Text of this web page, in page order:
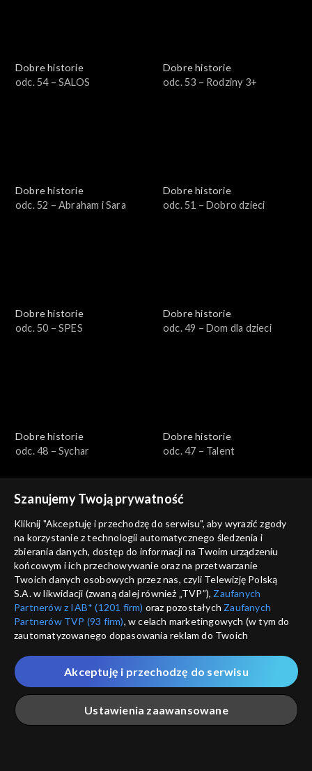
Dobre historie
odc. 54 – SALOS
Dobre historie
odc. 53 – Rodziny 3+
Dobre historie
odc. 52 – Abraham i Sara
Dobre historie
odc. 51 – Dobro dzieci
Dobre historie
odc. 50 – SPES
Dobre historie
odc. 49 – Dom dla dzieci
Dobre historie
odc. 48 – Sychar
Dobre historie
odc. 47 – Talent
Dobre historie
odc. 46 – Arka
Dobre historie
odc. 45 – Przyjaciele
seniorów
Dobre historie
odc. 44 – Fundacja Orszak
Trzech Króli
Dobre historie
odc. 43 – Wzrastanie
Szanujemy Twoją prywatność
Kliknij "Akceptuję i przechodzę do serwisu", aby wyrazić zgody
na korzystanie z technologii automatycznego śledzenia i
zbierania danych, dostęp do informacji na Twoim urządzeniu
końcowym i ich przechowywanie oraz na przetwarzanie
Twoich danych osobowych przez nas, czyli Telewizję Polską
S.A. w likwidacji (zwaną dalej również „TVP”), Zaufanych
Partnerów z IAB* (1201 firm) oraz pozostałych Zaufanych
Partnerów TVP (93 firm), w celach marketingowych (w tym do
zautomatyzowanego dopasowania reklam do Twoich
które wskazujemy poniżej, a także zgody na udostępnianie
przez nas identyfikatora PPID do Google.
Twoje dane osobowe zbierane podczas odwiedzania przez
Ciebie naszych
poszczególnych serwisówzwanych dalej
„Portalem”, w tym informacje zapisywane za pomocą
Ustawienia zaawansowane
Akceptuję i przechodzę do serwisu